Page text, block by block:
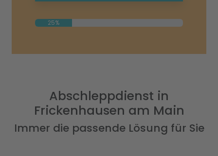
25%
Abschleppdienst in
Frickenhausen am Main
Immer die passende Lösung für Sie